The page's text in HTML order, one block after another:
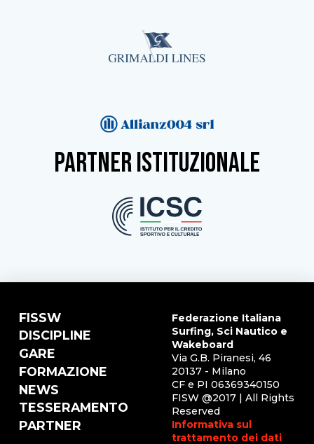
partner istituzionale
FISSW
DISCIPLINE
GARE
FORMAZIONE
NEWS
TESSERAMENTO
PARTNER
Federazione Italiana
Surfing, Sci Nautico e
Wakeboard
Via G.B. Piranesi, 46
20137 - Milano
CF e PI 06369340150
FISW @2017 | All Rights
Reserved
Informativa sul
trattamento dei dati